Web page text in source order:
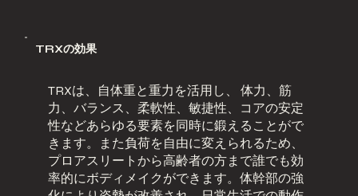
TRXは、自体重と重力を活用し、 体力、筋
力、バランス、柔軟性、敏捷性、コアの安定
性などあらゆる要素を同時に鍛えることがで
きます。また負荷を自由に変えられるため、
プロアスリートから高齢者の方まで誰でも効
率的にボディメイクができます。体幹部の強
TRXの効果